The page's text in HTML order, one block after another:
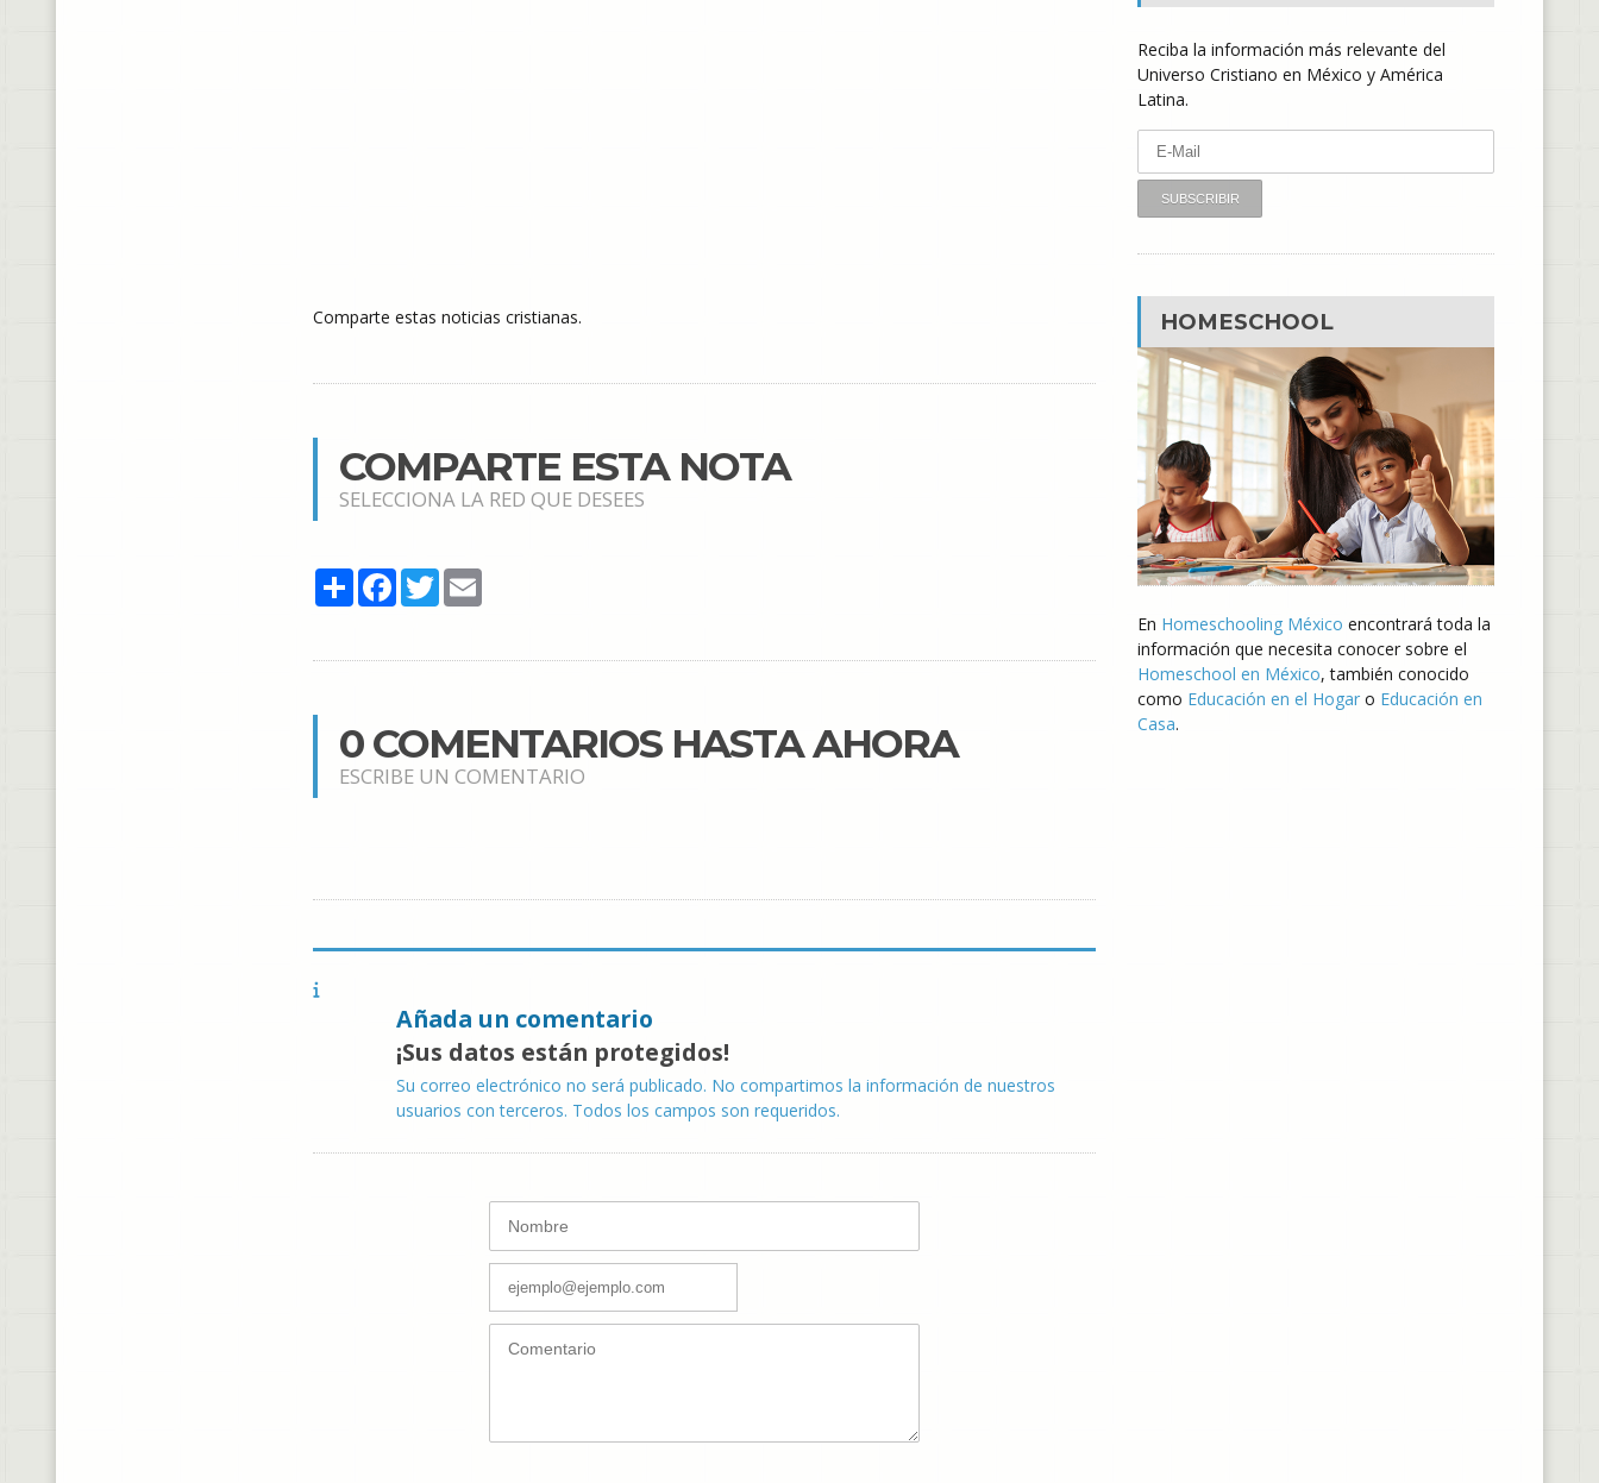
Comparte estas noticias cristianas.
COMPARTE ESTA NOTA
SELECCIONA LA RED QUE DESEES
ShareFacebook
TwitterEmail
0 COMENTARIOS HASTA AHORA
ESCRIBE UN COMENTARIO
Añada un comentario
¡Sus datos están protegidos!
Su correo electrónico no será publicado. No compartimos la información de nuestros
usuarios con terceros. Todos los campos son requeridos.
Reciba la información más relevante del
Universo Cristiano en México y América
Latina.
HOMESCHOOL
En Homeschooling México encontrará toda la
información que necesita conocer sobre el
Homeschool en México, también conocido
como Educación en el Hogar o Educación en
Casa.